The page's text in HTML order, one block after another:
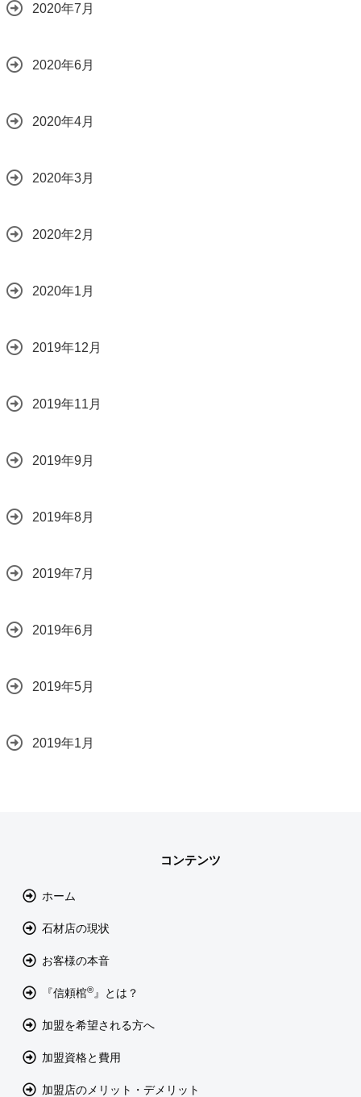
2020年7月
2020年6月
2020年4月
2020年3月
2020年2月
2020年1月
2019年12月
2019年11月
2019年9月
2019年8月
2019年7月
2019年6月
2019年5月
2019年1月
コンテンツ
ホーム
石材店の現状
お客様の本音
『信頼棺® 』とは？
加盟を希望される方へ
加盟資格と費用
加盟店のメリット・デメリット